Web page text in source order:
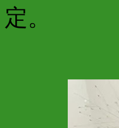
定。